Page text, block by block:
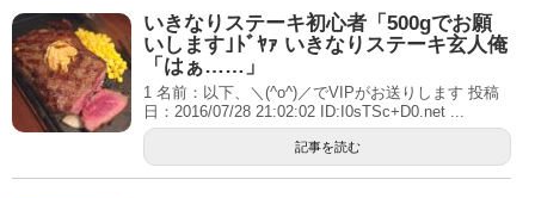
いきなりステーキ初心者「500gでお願
いします｣ﾄﾞﾔｧ いきなりステーキ玄人俺
「はぁ……」
1 名前：以下、＼(^o^)／でVIPがお送りします 投稿
日：2016/07/28 21:02:02 ID:I0sTSc+D0.net ...
記事を読む